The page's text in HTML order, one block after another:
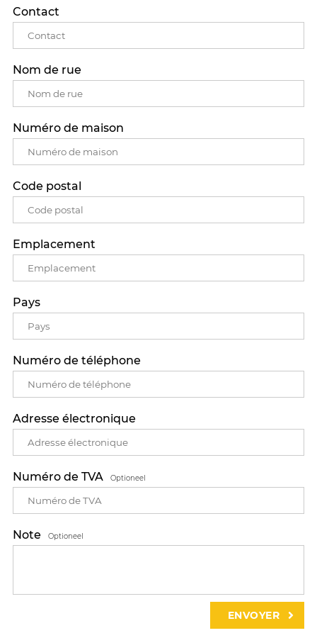
Contact
Nom de rue
Numéro de maison
Code postal
Emplacement
Pays
Numéro de téléphone
Adresse électronique
Numéro de TVA Optioneel
Note Optioneel